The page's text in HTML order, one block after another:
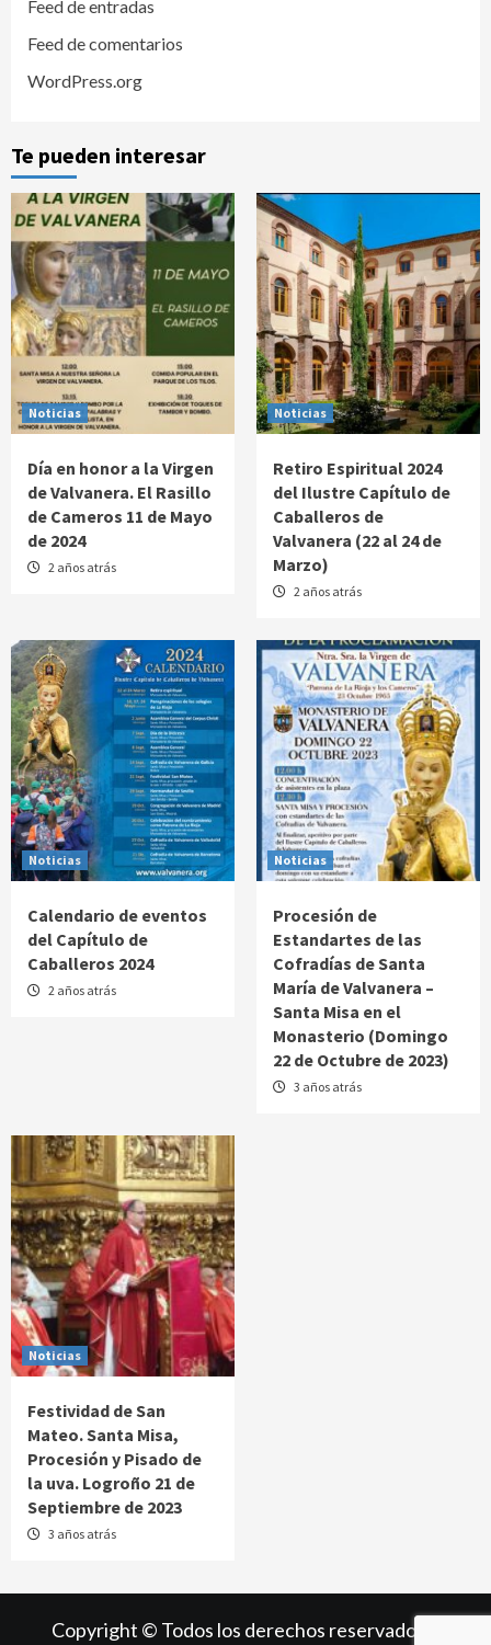
Feed de entradas
Feed de comentarios
WordPress.org
Te pueden interesar
Noticias
Día en honor a la Virgen
de Valvanera. El Rasillo
de Cameros 11 de Mayo
de 2024
2 años atrás
Noticias
Retiro Espiritual 2024
del Ilustre Capítulo de
Caballeros de
Valvanera (22 al 24 de
Marzo)
2 años atrás
Noticias
Calendario de eventos
del Capítulo de
Caballeros 2024
2 años atrás
Noticias
Procesión de
Estandartes de las
Cofradías de Santa
María de Valvanera –
Santa Misa en el
Monasterio (Domingo
22 de Octubre de 2023)
3 años atrás
Noticias
Festividad de San
Mateo. Santa Misa,
Procesión y Pisado de
la uva. Logroño 21 de
Septiembre de 2023
3 años atrás
Copyright © Todos los derechos reservados.